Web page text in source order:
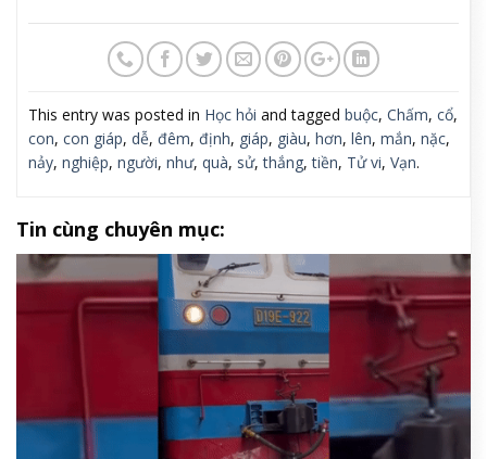
This entry was posted in Học hỏi and tagged buộc, Chấm, cổ,
con, con giáp, dễ, đêm, định, giáp, giàu, hơn, lên, mắn, nặc,
nảy, nghiệp, người, như, quà, sử,thắng,tiền, Tử vi, Vạn.
Tin cùng chuyên mục: